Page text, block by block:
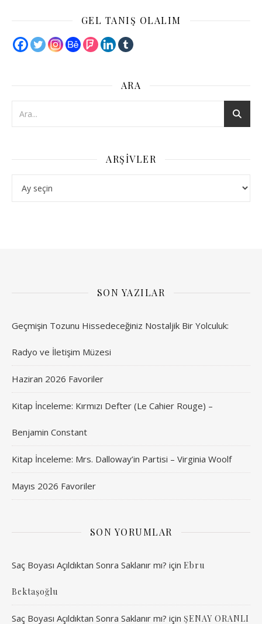
GEL TANIŞ OLALIM
ARA
ARŞIVLER
SON YAZILAR
Geçmişin Tozunu Hissedeceğiniz Nostaljik Bir Yolculuk:
Radyo ve İletişim Müzesi
Haziran 2026 Favoriler
Kitap İnceleme: Kırmızı Defter (Le Cahier Rouge) –
Benjamin Constant
Kitap İnceleme: Mrs. Dalloway’in Partisi – Virginia Woolf
Mayıs 2026 Favoriler
SON YORUMLAR
Saç Boyası Açıldıktan Sonra Saklanır mı? için Ebru
Bektaşoğlu
Saç Boyası Açıldıktan Sonra Saklanır mı? için ŞENAY ORANLI